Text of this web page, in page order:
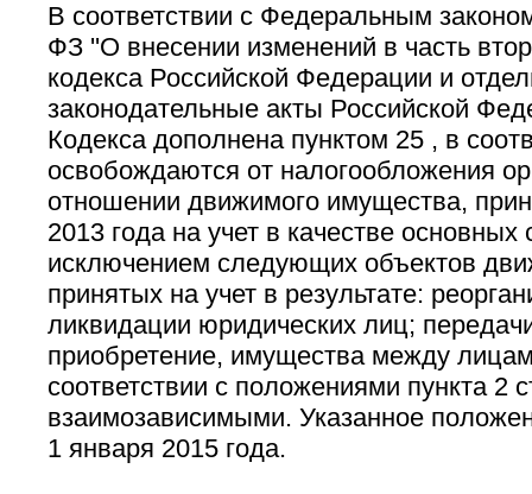
В соответствии с Федеральным
ФЗ ''О внесении изменений в часть
кодекса Российской Федерации и
законодательные акты Российской
Кодекса дополнена пунктом 25 , в
освобождаются от налогообложения
отношении движимого имущества,
2013 года на учет в качестве основных
исключением следующих объектов
принятых на учет в результате:
ликвидации юридических лиц;
приобретение, имущества между
соответствии с положениями пункта 2
взаимозависимыми. Указанное
1 января 2015 года.